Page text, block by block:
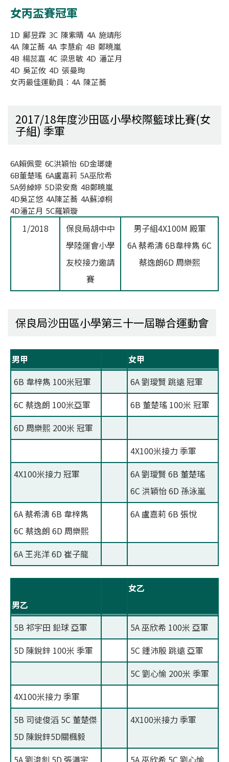
女丙盃賽冠軍
1D 鄺昱霖 3C 陳紫晴 4A 施靖彤
4A 陳芷蕎 4A 李慧俞 4B 鄭曉嵐
4B 楊蕊嘉 4C 梁思敏 4D 潘芷月
4D 吳芷攸 4D 張曼珣
女丙最佳運動員：4A 陳芷蕎
2017/18年度沙田區小學校際籃球比賽(女
子組) 季軍
6A賴佩雯 6C洪穎怡 6D金瑯婕
6B董楚瑤 6A盧嘉莉 5A巫欣希
5A勞綽婷 5D梁安喬 4B鄭曉嵐
4D吳芷悠 4A陳芷蕎 4A蘇淖桐
4D潘芷月 5C羅穎璇
1/2018
保良局胡中中
學陸運會小學
友校接力邀請
賽
男子組4X100M 殿軍
6A 蔡希濤 6B韋梓雋 6C
蔡逸朗6D 周樂熙
保良局沙田區小學第三十一屆聯合運動會
男甲
女甲
6B 韋梓雋 100米冠軍
6A 劉璦賢 跳遠 冠軍
6C 蔡逸朗 100米亞軍
6B 董楚瑤 100米 冠軍
6D 周樂熙 200米 冠軍
4X100米接力 季軍
4X100米接力 冠軍
6A 劉璦賢 6B 董楚瑤
6C 洪穎怡 6D 孫泳嵐
6A 蔡希濤 6B 韋梓雋
6C 蔡逸朗 6D 周樂熙
6A 盧嘉莉 6B 張悅
6A 王兆洋 6D 崔子龍
男乙
女乙
5B 祁宇田 鉛球 亞軍
5A 巫欣希 100米 亞軍
5D 陳銳鋅 100米 季軍
5C 鍾沛殷 跳遠 亞軍
5C 劉心愉 200米 季軍
4X100米接力 季軍
5B 司徒俊滔 5C 董楚傑
5D 陳銳鋅5D關楓毅
4X100米接力 季軍
5A 劉浚釗 5D 張瀟宇 5A 巫欣希 5C 劉心愉